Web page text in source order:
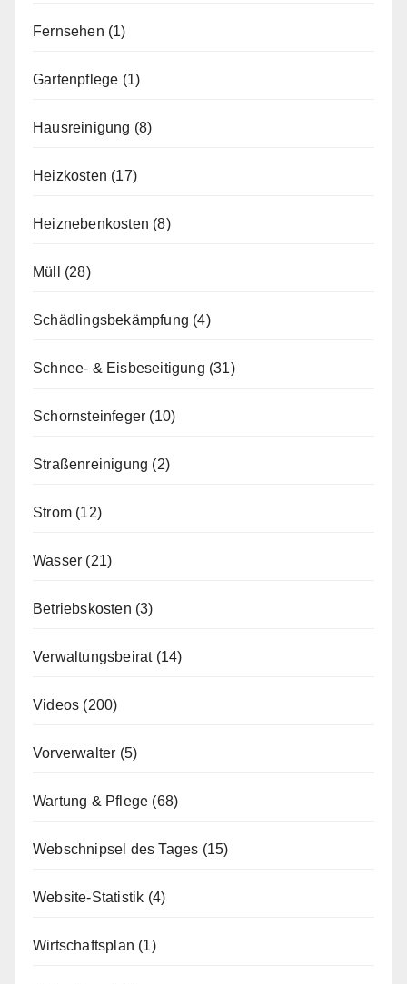
Fernsehen (1)
Gartenpflege (1)
Hausreinigung (8)
Heizkosten (17)
Heiznebenkosten (8)
Müll (28)
Schädlingsbekämpfung (4)
Schnee- & Eisbeseitigung (31)
Schornsteinfeger (10)
Straßenreinigung (2)
Strom (12)
Wasser (21)
Betriebskosten (3)
Verwaltungsbeirat(14)
Videos (200)
Vorverwalter (5)
Wartung & Pflege (68)
Webschnipsel des Tages (15)
Website-Statistik (4)
Wirtschaftsplan (1)